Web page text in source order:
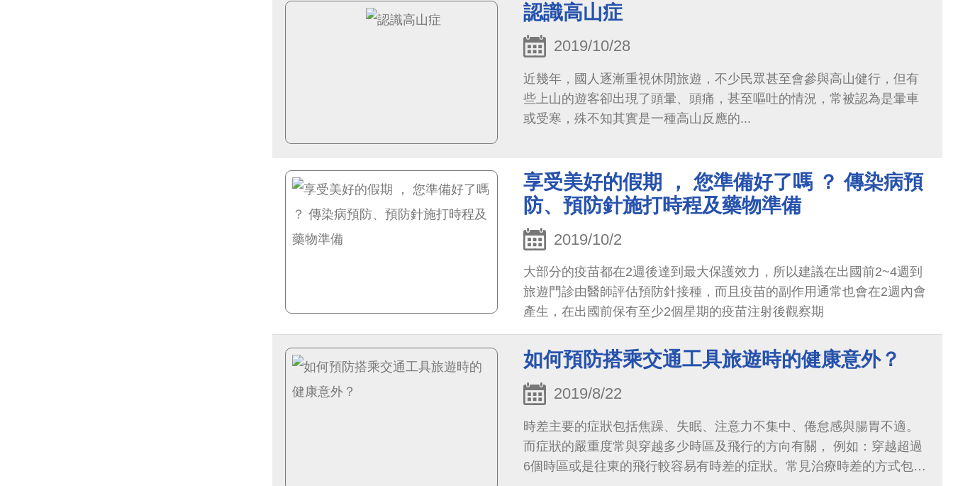
認識高山症
2019/10/28
近幾年，國人逐漸重視休閒旅遊，不少民眾甚至會參與高山健行，但有
些上山的遊客卻出現了頭暈、頭痛，甚至嘔吐的情況，常被認為是暈車
或受寒，殊不知其實是一種高山反應的...
享受美好的假期 ， 您準備好了嗎 ？ 傳染病預
防、預防針施打時程及藥物準備
2019/10/2
大部分的疫苗都在2週後達到最大保護效力，所以建議在出國前2~4週到
旅遊門診由醫師評估預防針接種，而且疫苗的副作用通常也會在2週內會
產生，在出國前保有至少2個星期的疫苗注射後觀察期
如何預防搭乘交通工具旅遊時的健康意外？
2019/8/22
時差主要的症狀包括焦躁、失眠、注意力不集中、倦怠感與腸胃不適。
而症狀的嚴重度常與穿越多少時區及飛行的方向有關， 例如：穿越超過
6個時區或是往東的飛行較容易有時差的症狀。常見治療時差的方式包